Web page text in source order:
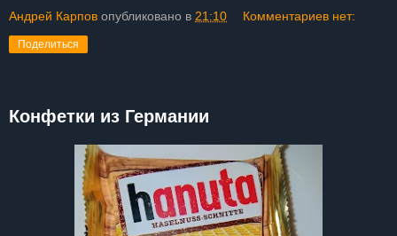
Андрей Карпов опубликовано в 21:10 Комментариев нет:
Поделиться
Конфетки из Германии